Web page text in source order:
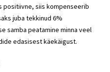
positiivne, siis kompenseerib
juba tekkinud 6%
samba peatamine minna veel
edasisest käekäigust.